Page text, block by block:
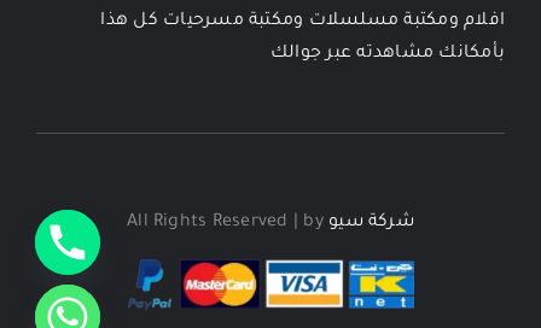
افلام ومكتبة مسلسلات ومكتبة مسرحيات كل هذا
بأمكانك مشاهدته عبر جوالك
شركة سيو All Rights Reserved | by